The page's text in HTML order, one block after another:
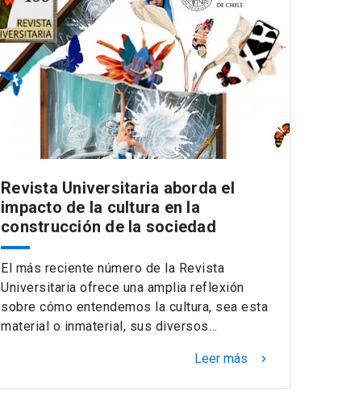
Revista Universitaria aborda el
impacto de la cultura en la
construcción de la sociedad
El más reciente número de la Revista
Universitaria ofrece una amplia reflexión
sobre cómo entendemos la cultura, sea esta
material o inmaterial, sus diversos…
Leer más keyboard_arrow_right